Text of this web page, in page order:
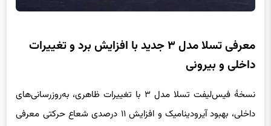
معرفی تسلا مدل ۳ جدید با افزایش برد و تغییرات
داخلی و بیرونی
نسخهٔ فیس‌لیفت تسلا مدل ۳ با تغییرات ظاهری، به‌روزرسانی‌های
داخلی، بهبود آیرودینامیک و افزایش ۱۱ درصدی شعاع حرکتی معرفی